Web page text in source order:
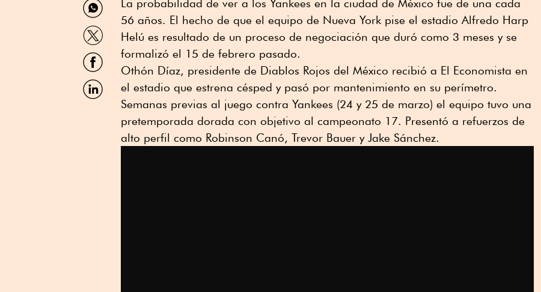
por
WhatsApp
Compartir
por
Twitter
Compartir
por
Facebook
Compartir
por
La probabilidad de ver a los Yankees en la ciudad de México fue de una cada
56 años. El hecho de que el equipo de Nueva York pise el estadio Alfredo Harp
Helú es resultado de un proceso de negociación que duró como 3 meses y se
formalizó el 15 de febrero pasado.
Othón Díaz, presidente de Diablos Rojos del México recibió a El Economista en
el estadio que estrena césped y pasó por mantenimiento en su perímetro.
Semanas previas al juego contra Yankees (24 y 25 de marzo) el equipo tuvo una
pretemporada dorada con objetivo al campeonato 17. Presentó a refuerzos de
alto perfil como Robinson Canó, Trevor Bauer y Jake Sánchez.